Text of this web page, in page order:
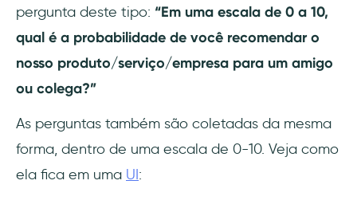
pergunta deste tipo: “Em uma escala de 0 a 10,
qual é a probabilidade de você recomendar o
nosso produto/serviço/empresa para um amigo
ou colega?”
As perguntas também são coletadas da mesma
forma, dentro de uma escala de 0-10. Veja como
ela fica em uma UI: